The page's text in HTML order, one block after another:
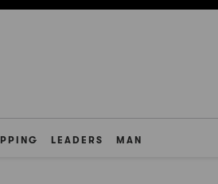
LEADERS MAN